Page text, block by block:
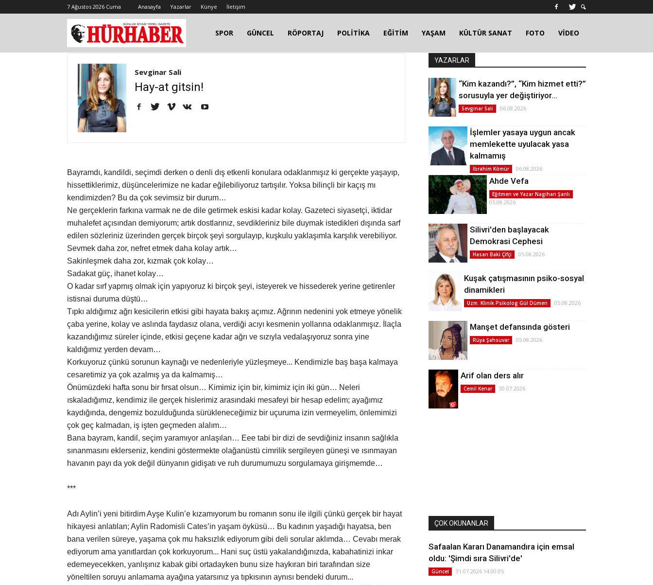
7 Ağustos 2026 Cuma Anasayfa Yazarlar Künye İletişim
SPOR GÜNCEL RÖPORTAJ POLİTİKA EĞİTİM YAŞAM KÜLTÜR SANAT FOTO VİDEO
Sevginar Sali
Hay-at gitsin!
Bayramdı, kandildi, seçimdi derken o denli dış etkenli konulara odaklanmışız ki gerçekte yaşayıp,
hissettiklerimiz, düşüncelerimize ne kadar eğilebiliyoruz tartışılır. Yoksa bilinçli bir kaçış mı
kendimizden? Bu da çok sevimsiz bir durum…
Ne gerçeklerin farkına varmak ne de dile getirmek eskisi kadar kolay. Gazeteci siyasetçi, iktidar
muhalefet açısından demiyorum; artık dostlarınız, sevdikleriniz bile duymak istedikleri dışında sarf
edilen sözleriniz üzerinden gerçek birçok şeyi sorgulayıp, kuşkulu yaklaşımla karşılık verebiliyor.
Sevmek daha zor, nefret etmek daha kolay artık…
Sakinleşmek daha zor, kızmak çok kolay…
Sadakat güç, ihanet kolay…
O kadar sırf yapmış olmak için yapıyoruz ki birçok şeyi, isteyerek ve hissederek yerine getirenler
istisnai duruma düştü…
Tıpkı aldığımız ağrı kesicilerin etkisi gibi hayata bakış açımız. Ağrının nedenini yok etmeye yönelik
çaba yerine, kolay ve aslında faydasız olana, verdiği acıyı kesmenin yollarına odaklanmışız. İlaçla
kazandığımız süreler içinde, etkisi geçene kadar ağrı ve sızıyla vedalaşıyoruz sonra yine
kaldığımız yerden devam…
Korkuyoruz çünkü sorunun kaynağı ve nedenleriyle yüzleşmeye... Kendimizle baş başa kalmaya
cesaretimiz ya çok azalmış ya da kalmamış…
Önümüzdeki hafta sonu bir fırsat olsun… Kimimiz için bir, kimimiz için iki gün… Neleri
ıskaladığımız, kendimiz ile gerçek hislerimiz arasındaki mesafeyi bir hesap edelim; ayağımız
kaydığında, dengemiz bozulduğunda sürükleneceğimiz bir uçuruma izin vermeyelim, önlemimizi
çok geç kalmadan, iş işten geçmeden alalım…
Bana bayram, kandil, seçim yaramıyor anlaşılan… Eee tabi bir dizi de sevdiğiniz insanın sağlıkla
sınanmasını eklerseniz, kendini göstermekte olağanüstü cimrilik sergileyen güneşi ve ısınmayan
havanın payı da yok değil dünyanın gidişatı ve ruh durumumuzu sorgulamaya girişmemde…
***
Adı Aylin’i yeni bitirdim Ayşe Kulin’e kızamıyorum bu romanın sonu ile ilgili çünkü gerçek bir hayat
hikayesi anlatılan; Aylin Radomisli Cates’in yaşam öyküsü… Bu kadının yaşadığı hayatsa, ben
bana verilen süreye, yaşama çok mu haksızlık ediyorum gibi deli sorular aklımda… Cevabı merak
ediyorum ama yanıtlardan çok korkuyorum... Hani suç üstü yakalandığınızda, kabahatinizi inkar
edemeyecekken, yanlışınız kabak gibi ortadayken bunu size haykıran biri tarafından size
yöneltilen soruyu anlamama ayağına yatarsınız ya tıpkısının aynısı bendeki durum...
YAZARLAR
“Kim kazandı?”, “Kim hizmet etti?”
sorusuyla yer değiştiriyor…
Sevginar Sali 06.08.2026
İşlemler yasaya uygun ancak
memlekette uyulacak yasa
kalmamış
İbrahim Kömür 06.08.2026
Ahde Vefa
Eğitmen ve Yazar Nagihan Şanlı
05.08.2026
Silivri'den başlayacak
Demokrasi Cephesi
Hasan Baki Çifçi 05.08.2026
Kuşak çatışmasının psiko-sosyal
dinamikleri
Uzm. Klinik Psikolog Gül Dümen 05.08.2026
Manşet defansında gösteri
Rüya Şahsuvar 05.08.2026
Arif olan ders alır
Cemil Kenar 30.07.2026
ÇOK OKUNANLAR
Safaalan Kararı Danamandıra için emsal
oldu: 'Şimdi sıra Silivri'de'
Güncel 31.07.2026 14:00:05